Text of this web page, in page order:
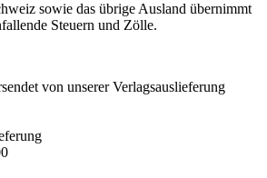
sowie das übrige Ausland übernimmt
Steuern und Zölle.
von unserer Verlagsauslieferung